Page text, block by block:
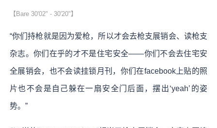
【Bare 30'02" - 30'20"】
“你们持枪就是因为爱枪，所以才会去枪支展销会、读枪支
杂志。你们在乎的才不是住宅安全——你们不会去住宅安
全展销会，也不会读挂锁月刊，你们在facebook上贴的照
片也不会是自己躲在一扇安全门后面，摆出‘yeah’的姿
势。”